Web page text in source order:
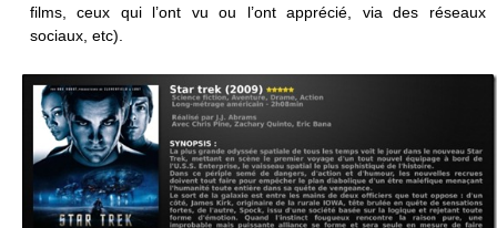
films, ceux qui l’ont vu ou l’ont apprécié, via des réseaux
sociaux, etc).